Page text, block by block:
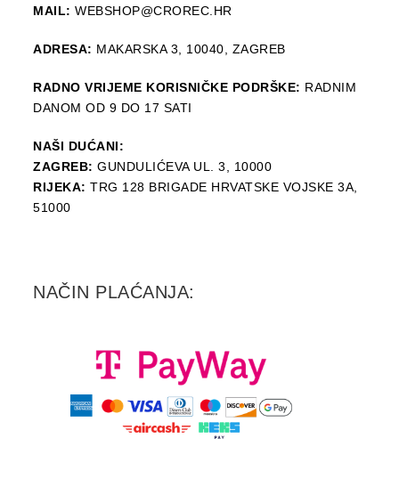
MAIL: WEBSHOP@CROREC.HR
ADRESA: MAKARSKA 3, 10040, ZAGREB
RADNO VRIJEME KORISNIČKE PODRŠKE: RADNIM
DANOM OD 9 DO 17 SATI
NAŠI DUĆANI:
ZAGREB: GUNDULIĆEVA UL. 3, 10000
RIJEKA: TRG 128 BRIGADE HRVATSKE VOJSKE 3A,
51000
NAČIN PLAĆANJA: